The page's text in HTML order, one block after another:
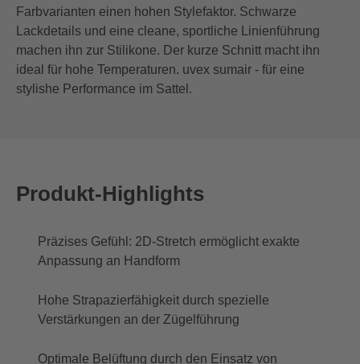
Farbvarianten einen hohen Stylefaktor. Schwarze
Lackdetails und eine cleane, sportliche Linienführung
machen ihn zur Stilikone. Der kurze Schnitt macht ihn
ideal für hohe Temperaturen. uvex sumair - für eine
stylishe Performance im Sattel.
Produkt-Highlights
Präzises Gefühl: 2D-Stretch ermöglicht exakte
Anpassung an Handform
Hohe Strapazierfähigkeit durch spezielle
Verstärkungen an der Zügelführung
Optimale Belüftung durch den Einsatz von